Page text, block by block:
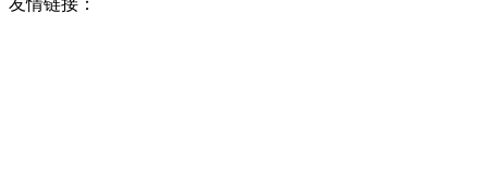
友情链接：